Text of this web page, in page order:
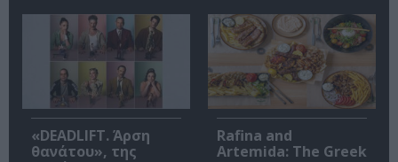
«DEADLIFT. Άρση
θανάτου», της
Rafina and
Artemida: The Greek